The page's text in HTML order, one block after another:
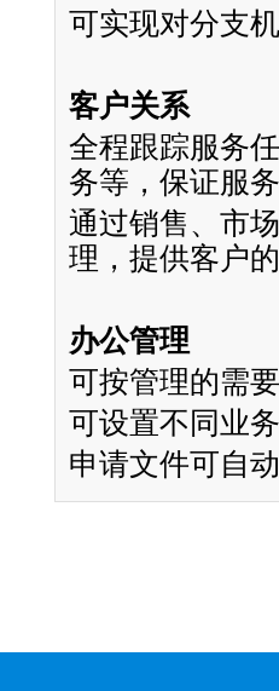
可实现对分支
客户关系
全程跟踪服务
务等，保证服
通过销售、市
理，提供客户
办公管理
可按管理的需
可设置不同业
申请文件可自